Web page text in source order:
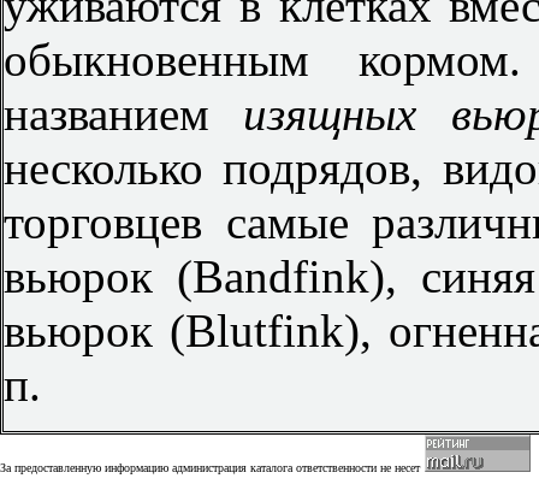
обыкновенным
названием изящных
несколько подрядов,
торговцев самые
вьюрок (Bandfink),
вьюрок (Blutfink),
п.
За предоставленную информацию администрация каталога ответственности не несет